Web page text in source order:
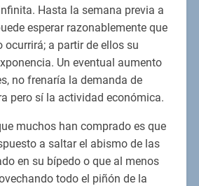
Hasta la semana previa a
esperar razonablemente que
ocurrirá; a partir de ellos su
Un eventual aumento
no frenaría la demanda de
pero sí la actividad económica.
muchos han comprado es que
a saltar el abismo de las
en su bípedo o que al menos
todo el piñón de la